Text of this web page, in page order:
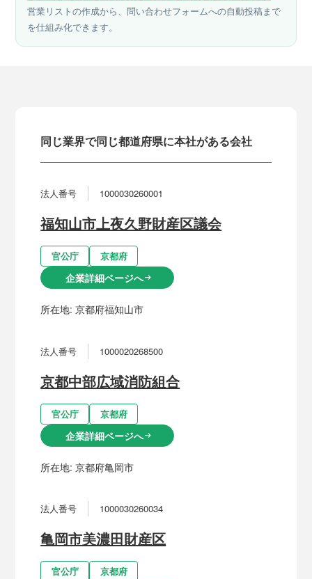
営業リストの作成から、問い合わせフォームへの自動投稿まで
を仕組み化できます。
同じ業界で同じ都道府県に本社がある会社
法人番号 1000030260001
福知山市上夜久野財産区議会
官公庁 京都府
企業詳細ページへarrow_right_alt
所在地:京都府福知山市
法人番号 1000020268500
京都中部広域消防組合
官公庁 京都府
企業詳細ページへarrow_right_alt
所在地:京都府亀岡市
法人番号 1000030260034
亀岡市美濃田財産区
官公庁 京都府